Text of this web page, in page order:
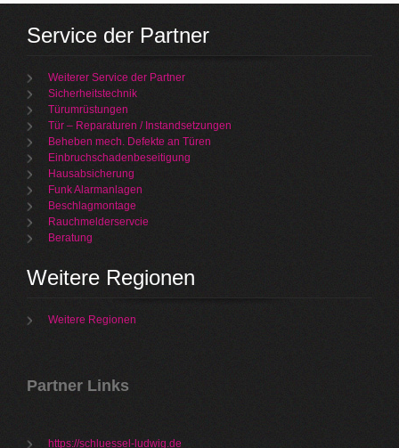
Service der Partner
Weiterer Service der Partner
Sicherheitstechnik
Türumrüstungen
Tür – Reparaturen / Instandsetzungen
Beheben mech. Defekte an Türen
Einbruchschadenbeseitigung
Hausabsicherung
Funk Alarmanlagen
Beschlagmontage
Rauchmelderservcie
Beratung
Weitere Regionen
Weitere Regionen
Partner Links
https://schluessel-ludwig.de